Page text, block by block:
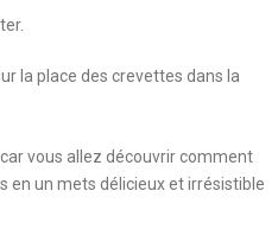
la place des crevettes dans la
vous allez découvrir comment
un mets délicieux et irrésistible